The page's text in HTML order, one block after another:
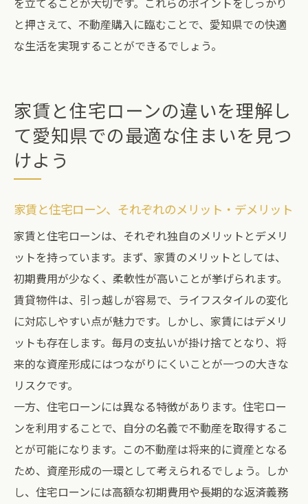
と押さえて、不動産購入に臨むことで、愛知県での快適
な生活を実現することができるでしょう。
家賃と住宅ローンの違いを理解し
て愛知県での最適な住まいを見つ
けよう
家賃と住宅ローン、それぞれのメリット・デメリット
家賃と住宅ローンは、それぞれ独自のメリットとデメリ
ットを持っています。まず、家賃のメリットとしては、
初期費用が少なく、柔軟性が高いことが挙げられます。
賃貸物件は、引っ越しが容易で、ライフスタイルの変化
に対応しやすい点が魅力です。しかし、家賃にはデメリ
ットも存在します。毎月の支払いが掛け捨てとなり、将
来的な資産形成にはつながりにくいことが一つの大きな
リスクです。
一方、住宅ローンには異なる特徴があります。住宅ロー
ンを利用することで、自分の名義で不動産を取得するこ
とが可能になります。この不動産は将来的に資産となる
ため、資産形成の一環として考えられるでしょう。しか
し、住宅ローンには高額な初期費用や長期的な返済義務